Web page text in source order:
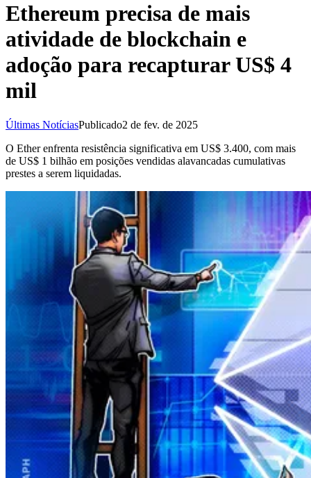
Ethereum precisa de mais
atividade de blockchain e
adoção para recapturar US$ 4
mil
Últimas NotíciasPublicado2 de fev. de 2025
O Ether enfrenta resistência significativa em US$ 3.400, com mais
de US$ 1 bilhão em posições vendidas alavancadas cumulativas
prestes a serem liquidadas.